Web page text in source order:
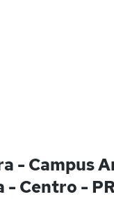
- Campus
- Centro -